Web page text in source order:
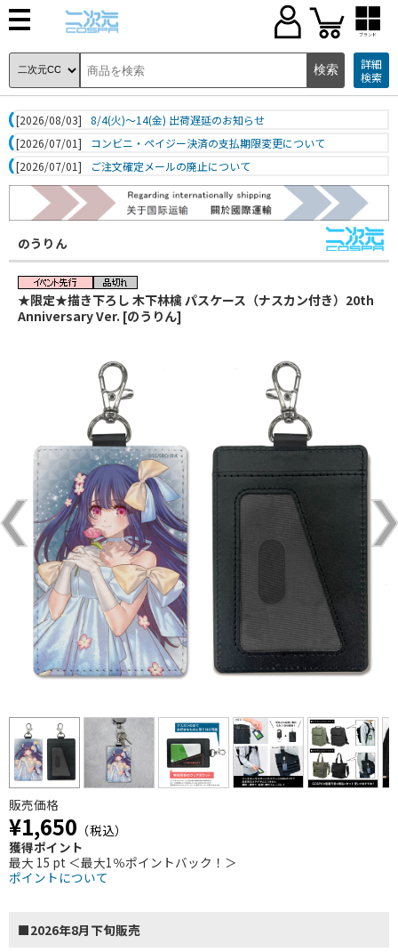
ブランド
詳細
検索
[2026/08/03]
8/4(火)～14(金) 出荷遅延のお知らせ
[2026/07/01]
コンビニ・ペイジー決済の支払期限変更について
[2026/07/01]
ご注文確定メールの廃止について
のうりん
★限定★描き下ろし 木下林檎 パスケース（ナスカン付き）20th
Anniversary Ver. [のうりん]
販売価格
¥1,650 （税込）
獲得ポイント
最大 15 pt ＜最大1％ポイントバック！＞
ポイントについて
■2026年8月下旬販売